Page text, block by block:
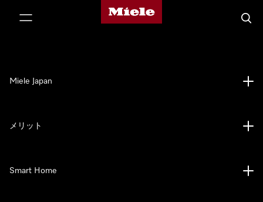
Mieleのホームページ
検索
Miele Japan
メリット
Smart Home